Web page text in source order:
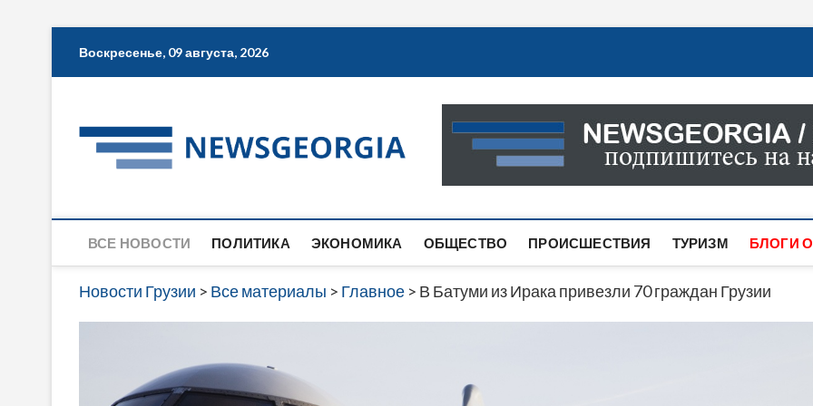
Воскресенье, 09 августа, 2026
Новости Грузии
САМАЯ АКТУАЛЬНАЯ ИНФОРМАЦИЯ О СОБЫТИЯХ
САЙТЕ ВЫ НАЙДЕТЕ НОВОСТИ ПОЛИТИКИ,
ВСЕ НОВОСТИ ПОЛИТИКА ЭКОНОМИКА ОБЩЕСТВО ПРОИСШЕСТВИЯ ТУРИЗМ БЛОГИ
Новости Грузии > Все материалы > Главное > В Батуми из Ирака привезли 70 граждан Грузии